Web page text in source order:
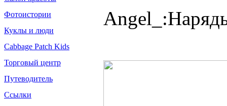
Фотоистории
Куклы и люди
Cabbage Patch Kids
Торговый центр
Путеводитель
Ссылки